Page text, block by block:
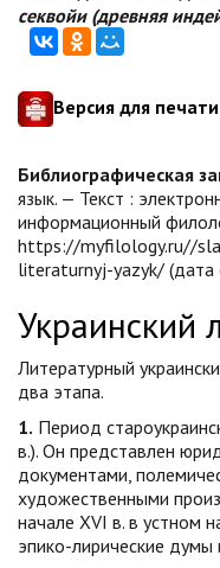
секвойи (древняя
Версия для печати
Библиографическая
язык. — Текст :
информационный
https://myfilology.ru//
literaturnyj-yazyk/
Украинский
Литературный
два этапа.
1. Период
в.). Он представлен
документами,
художественными
начале ХVI в. в устном
эпико-лирические думы